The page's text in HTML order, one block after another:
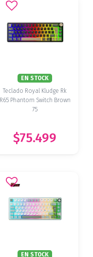
EN STOCK
Teclado Royal Kludge Rk
R65 Phantom Switch Brown
75
$75.499
EN STOCK